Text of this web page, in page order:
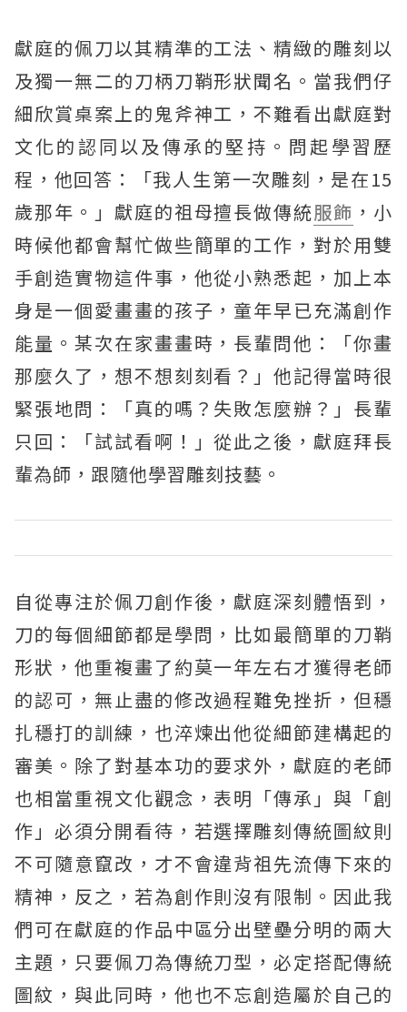
獻庭的佩刀以其精準的工法、精緻的雕刻以
及獨一無二的刀柄刀鞘形狀聞名。當我們仔
細欣賞桌案上的鬼斧神工，不難看出獻庭對
文化的認同以及傳承的堅持。問起學習歷
程，他回答：「我人生第一次雕刻，是在15
歲那年。」獻庭的祖母擅長做傳統服飾 ，小
時候他都會幫忙做些簡單的工作，對於用雙
手創造實物這件事，他從小熟悉起，加上本
身是一個愛畫畫的孩子，童年早已充滿創作
能量。某次在家畫畫時，長輩問他：「你畫
那麼久了，想不想刻刻看？」他記得當時很
緊張地問：「真的嗎？失敗怎麼辦？」長輩
只回：「試試看啊！」從此之後，獻庭拜長
輩為師，跟隨他學習雕刻技藝。
自從專注於佩刀創作後，獻庭深刻體悟到，
刀的每個細節都是學問，比如最簡單的刀鞘
形狀，他重複畫了約莫一年左右才獲得老師
的認可，無止盡的修改過程難免挫折，但穩
扎穩打的訓練，也淬煉出他從細節建構起的
審美。除了對基本功的要求外，獻庭的老師
也相當重視文化觀念，表明「傳承」與「創
作」必須分開看待，若選擇雕刻傳統圖紋則
不可隨意竄改，才不會違背祖先流傳下來的
精神，反之，若為創作則沒有限制。因此我
們可在獻庭的作品中區分出壁壘分明的兩大
主題，只要佩刀為傳統刀型，必定搭配傳統
圖紋，與此同時，他也不忘創造屬於自己的